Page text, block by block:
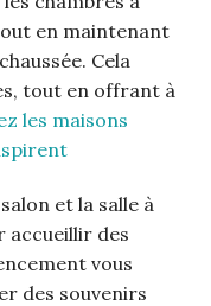
en maintenant
Cela
tout en offrant à
les maisons
et la salle à
accueillir des
vous
des souvenirs